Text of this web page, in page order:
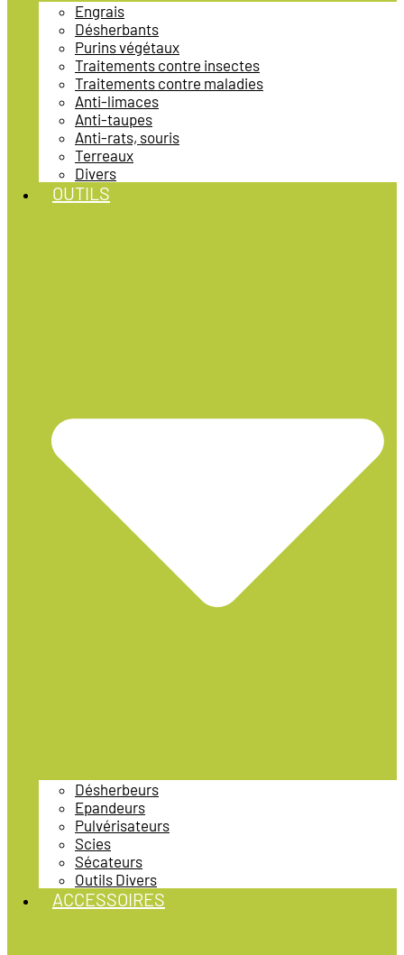
Engrais
Désherbants
Purins végétaux
Traitements contre insectes
Traitements contre maladies
Anti-limaces
Anti-taupes
Anti-rats, souris
Terreaux
Divers
OUTILS
Désherbeurs
Epandeurs
Pulvérisateurs
Scies
Sécateurs
Outils Divers
ACCESSOIRES